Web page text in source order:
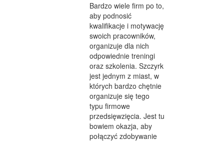
SERWIS
OPIEKA
INNE USŁUGI
KURIER, PRZESYŁKI
WYCIECZKI
HOTELE I NOCLEGI
PODRÓŻE
Bardzo wiele firm po to,
aby podnosić
kwalifikacje i motywację
swoich pracowników,
organizuje dla nich
odpowiednie treningi
oraz szkolenia. Szczyrk
jest jednym z miast, w
których bardzo chętnie
organizuje się tego
typu firmowe
przedsięwzięcia. Jest tu
bowiem okazja, aby
połączyć zdobywanie